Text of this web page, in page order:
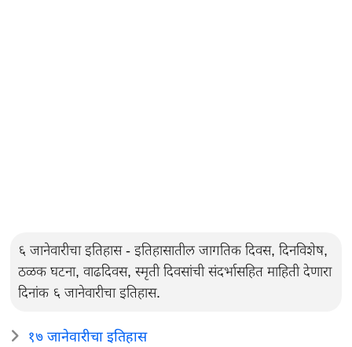
६ जानेवारीचा इतिहास - इतिहासातील जागतिक दिवस, दिनविशेष,
ठळक घटना, वाढदिवस, स्मृती दिवसांची संदर्भासहित माहिती देणारा
दिनांक ६ जानेवारीचा इतिहास.
१७ जानेवारीचा इतिहास